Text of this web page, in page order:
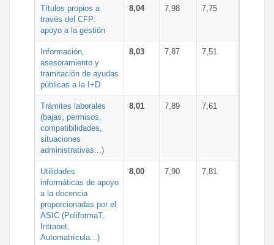
Títulos propios a
través del CFP:
apoyo a la gestión
8,04 7,98 7,75
Información,
asesoramiento y
tramitación de ayudas
públicas a la I+D
8,03 7,87 7,51
Trámites laborales
(bajas, permisos,
compatibilidades,
situaciones
administrativas...)
8,01 7,89 7,61
Utilidades
informáticas de apoyo
a la docencia
proporcionadas por el
ASIC (PoliformaT,
Intranet,
Automatrícula...)
8,00 7,90 7,81